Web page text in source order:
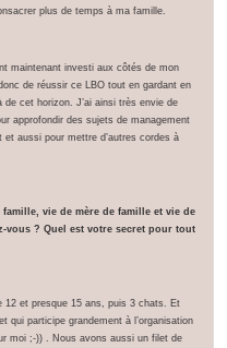
plus de temps à ma famille.
maintenant investi aux côtés de mon
de réussir ce LBO tout en gardant en
de cet horizon. J’ai ainsi très envie de
approfondir des sujets de management
aussi pour mettre d’autres cordes à
vie de mère de famille et vie de
vous ? Quel est votre secret pour tout
12 et presque 15 ans, puis 3 chats. Et
qui participe grandement à l’organisation
moi ;-)) . Nous avons aussi un filet de